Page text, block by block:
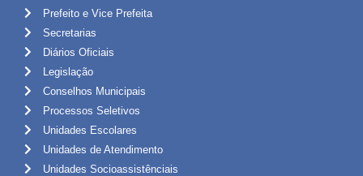
Prefeito e Vice Prefeita
Secretarias
Diários Oficiais
Legislação
Conselhos Municipais
Processos Seletivos
Unidades Escolares
Unidades de Atendimento
Unidades Socioassistênciais